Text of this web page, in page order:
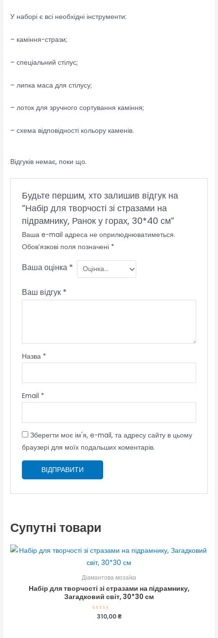
У наборі є всі необхідні інструменти:
– каміння-стрази;
– спеціальний стілус;
– липка маса для стілусу;
– лоток для зручного сортування каміння;
– схема відповідності кольору каменів.
Відгуків немає, поки що.
Будьте першим, хто залишив відгук на
“Набір для творчості зі стразами на
підрамнику, Ранок у горах, 30*40 см”
Ваша e-mail адреса не оприлюднюватиметься.
Обов’язкові поля позначені *
Ваша оцінка *
Ваш відгук *
Назва *
Email *
Зберегти моє ім'я, e-mail, та адресу сайту в цьому
браузері для моїх подальших коментарів.
Супутні товари
Діамантова мозаїка
Набір для творчості зі стразами на підрамнику,
Загадковий світ, 30*30 см
Оцінено
310,00₴